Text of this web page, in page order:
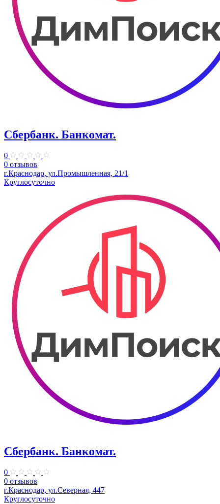
Сбербанк. Банкомат.
0
0 отзывов
г.Краснодар, ул.Промышленная, 21/1
Круглосуточно
Сбербанк. Банкомат.
0
0 отзывов
г.Краснодар, ул.Северная, 447
Круглосуточно